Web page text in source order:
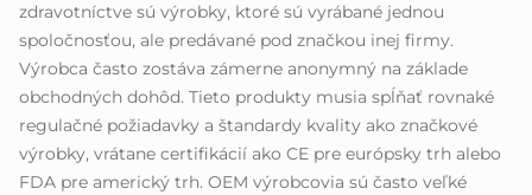
zdravotníctve sú výrobky, ktoré sú vyrábané jednou
spoločnosťou, ale predávané pod značkou inej firmy.
Výrobca často zostáva zámerne anonymný na základe
obchodných dohôd. Tieto produkty musia spĺňať rovnaké
regulačné požiadavky a štandardy kvality ako značkové
výrobky, vrátane certifikácií ako CE pre európsky trh alebo
FDA pre americký trh. OEM výrobcovia sú často veľké